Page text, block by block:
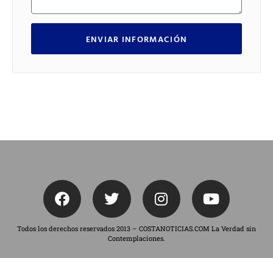
ENVIAR INFORMACIÓN
Todos los derechos reservados 2013 – COSTANOTICIAS.COM La Verdad sin
Contemplaciones.